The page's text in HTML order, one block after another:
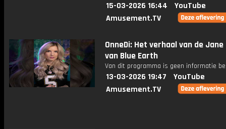
15-03-2026 16:44
YouTube
Amusement.TV
OnneDi: Het verhaal van de Jane
van Blue Earth
Van dit programma is geen informatie
13-03-2026 19:47
YouTube
Amusement.TV